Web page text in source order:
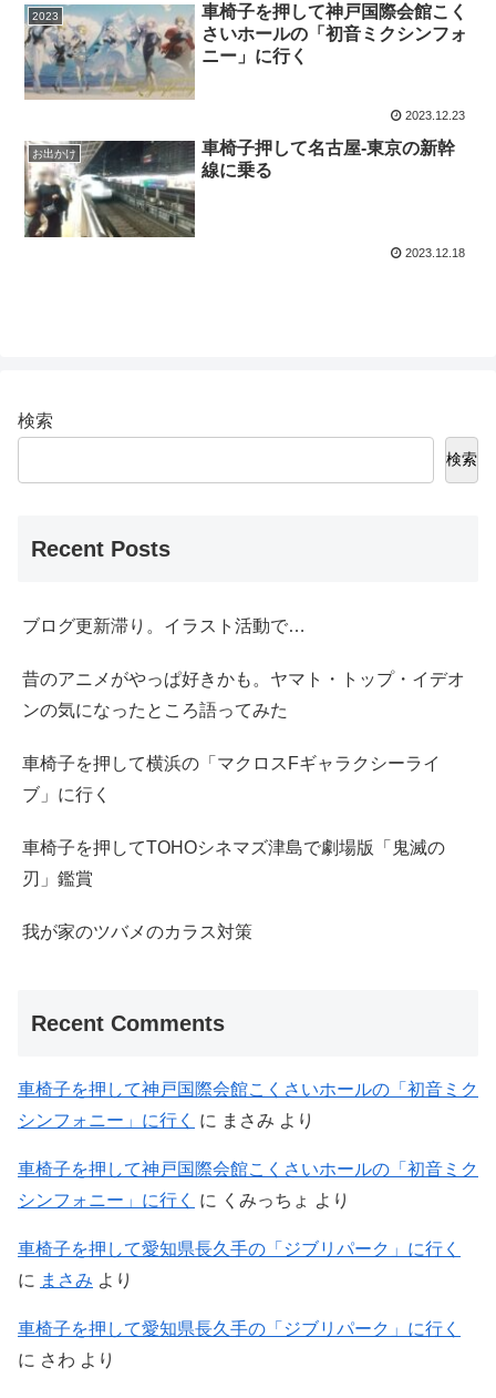
2023
車椅子を押して神戸国際会館こく
さいホールの「初音ミクシンフォ
ニー」に行く
2023.12.23
お出かけ
車椅子押して名古屋-東京の新幹
線に乗る
2023.12.18
検索
検索
Recent Posts
ブログ更新滞り。イラスト活動で…
昔のアニメがやっぱ好きかも。ヤマト・トップ・イデオ
ンの気になったところ語ってみた
車椅子を押して横浜の「マクロスFギャラクシーライ
ブ」に行く
車椅子を押してTOHOシネマズ津島で劇場版「鬼滅の
刃」鑑賞
我が家のツバメのカラス対策
Recent Comments
車椅子を押して神戸国際会館こくさいホールの「初音ミク
シンフォニー」に行く
に まさみ より
車椅子を押して神戸国際会館こくさいホールの「初音ミク
シンフォニー」に行く
に くみっちょ より
車椅子を押して愛知県長久手の「ジブリパーク」に行く
に まさみ より
車椅子を押して愛知県長久手の「ジブリパーク」に行く
に さわ より